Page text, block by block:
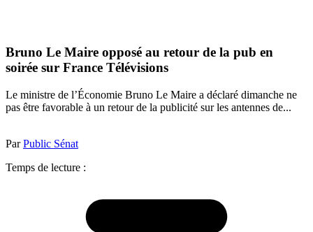
Bruno Le Maire opposé au retour de la pub en
soirée sur France Télévisions
Le ministre de l’Économie Bruno Le Maire a déclaré dimanche ne
pas être favorable à un retour de la publicité sur les antennes de...
ParPublic Sénat
Temps de lecture :